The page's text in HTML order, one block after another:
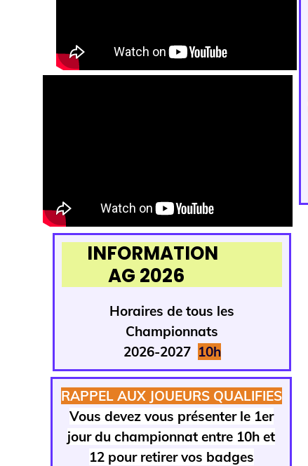
INFORMATION
AG 2026
Horaires de tous les
Championnats
2026-2027 10h
RAPPEL AUX JOUEURS QUALIFIES
Vous devez vous présenter le 1er
jour du championnat entre 10h et
12 pour retirer vos badges